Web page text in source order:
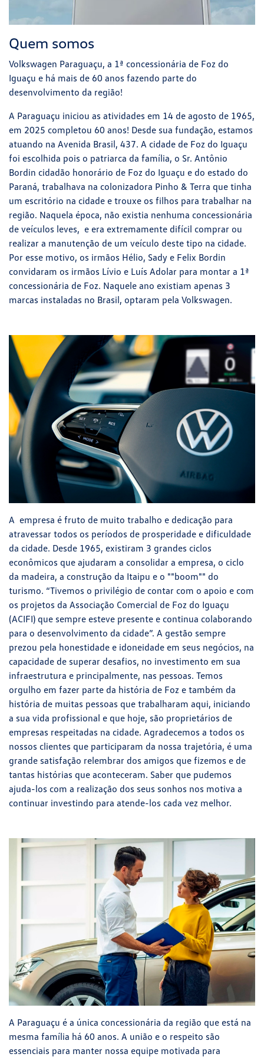
Quem somos
Volkswagen Paraguaçu, a 1ª concessionária de Foz do
Iguaçu e há mais de 60 anos fazendo parte do
desenvolvimento da região!
A Paraguaçu iniciou as atividades em 14 de agosto de 1965,
em 2025 completou 60 anos! Desde sua fundação, estamos
atuando na Avenida Brasil, 437. A cidade de Foz do Iguaçu
foi escolhida pois o patriarca da família, o Sr. Antônio
Bordin cidadão honorário de Foz do Iguaçu e do estado do
Paraná, trabalhava na colonizadora Pinho & Terra que tinha
um escritório na cidade e trouxe os filhos para trabalhar na
região. Naquela época, não existia nenhuma concessionária
de veículos leves, e era extremamente difícil comprar ou
realizar a manutenção de um veículo deste tipo na cidade.
Por esse motivo, os irmãos Hélio, Sady e Felix Bordin
convidaram os irmãos Lívio e Luís Adolar para montar a 1ª
concessionária de Foz. Naquele ano existiam apenas 3
marcas instaladas no Brasil, optaram pela Volkswagen.
A empresa é fruto de muito trabalho e dedicação para
atravessar todos os períodos de prosperidade e dificuldade
da cidade. Desde 1965, existiram 3 grandes ciclos
econômicos que ajudaram a consolidar a empresa, o ciclo
da madeira, a construção da Itaipu e o ""boom"" do
turismo. “Tivemos o privilégio de contar com o apoio e com
os projetos da Associação Comercial de Foz do Iguaçu
(ACIFI) que sempre esteve presente e continua colaborando
para o desenvolvimento da cidade”. A gestão sempre
prezou pela honestidade e idoneidade em seus negócios, na
capacidade de superar desafios, no investimento em sua
infraestrutura e principalmente, nas pessoas. Temos
orgulho em fazer parte da história de Foz e também da
história de muitas pessoas que trabalharam aqui, iniciando
a sua vida profissional e que hoje, são proprietários de
empresas respeitadas na cidade. Agradecemos a todos os
nossos clientes que participaram da nossa trajetória, é uma
grande satisfação relembrar dos amigos que fizemos e de
tantas histórias que aconteceram. Saber que pudemos
ajuda-los com a realização dos seus sonhos nos motiva a
continuar investindo para atende-los cada vez melhor.
A Paraguaçu é a única concessionária da região que está na
mesma família há 60 anos. A união e o respeito são
essenciais para manter nossa equipe motivada para